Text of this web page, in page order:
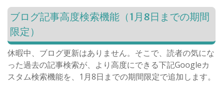
ブログ記事高度検索機能（1月8日までの期間
限定）
休暇中、ブログ更新はありません。そこで、読者の気にな
った過去の記事検索が、より高度にできる下記Googleカ
スタム検索機能を、1月8日までの期間限定で追加します。